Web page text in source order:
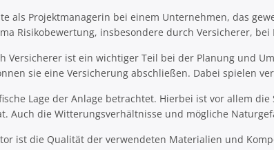
als Projektmanagerin bei einem Unternehmen, das
Risikobewertung, insbesondere durch Versicherer,
Versicherer ist ein wichtiger Teil bei der Planung und
sie eine Versicherung abschließen. Dabei spielen
Lage der Anlage betrachtet. Hierbei ist vor allem
Auch die Witterungsverhältnisse und mögliche
ist die Qualität der verwendeten Materialien und